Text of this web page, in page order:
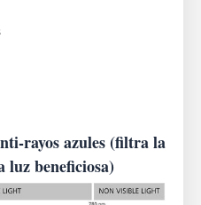
rayos azules (filtra la
luz beneficiosa)